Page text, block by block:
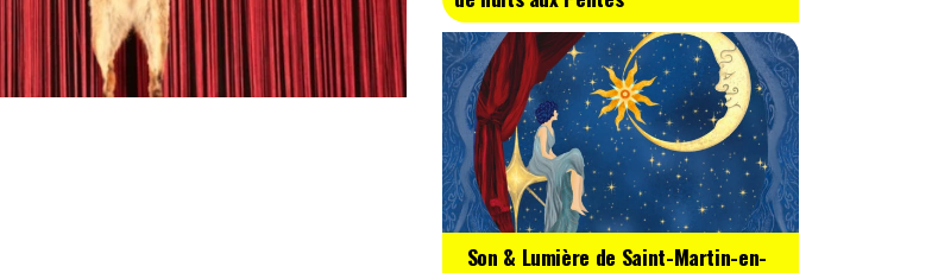
Son & Lumière de Saint-Martin-en-